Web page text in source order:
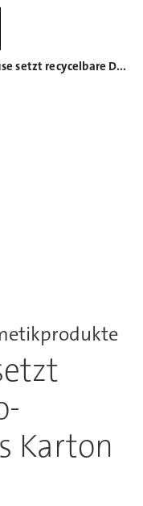
Respectueuse setzt recycelbare Deo-Verpackung aus Karton ein
Karton